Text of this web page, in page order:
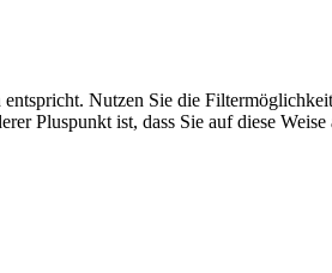
Nutzen Sie die
Pluspunkt ist, dass Sie auf diese